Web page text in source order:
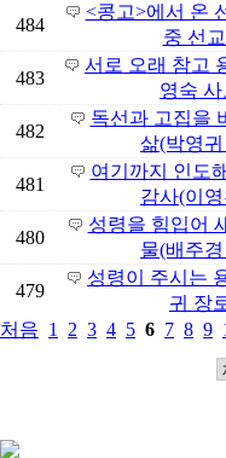
484
<콩고>에서 온
중 선
483
서로 오래 참고
영숙
482
독선과 고집을
삶(박영
481
여기까지 인도
감사(이
480
성령을 힘입어
물(배주
479
성령이 주시는
귀 장
처음 1 2 3 4 5 6 7 8 9